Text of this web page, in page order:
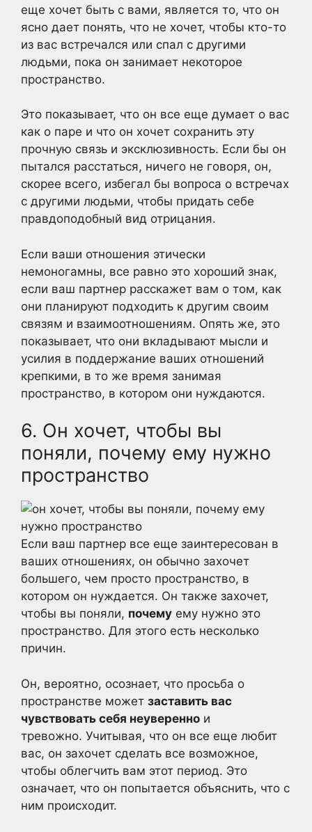
еще хочет быть с вами, является то, что он
ясно дает понять, что не хочет, чтобы кто-то
из вас встречался или спал с другими
людьми, пока он занимает некоторое
пространство.
Это показывает, что он все еще думает о вас
как о паре и что он хочет сохранить эту
прочную связь и эксклюзивность. Если бы он
пытался расстаться, ничего не говоря, он,
скорее всего, избегал бы вопроса о встречах
с другими людьми, чтобы придать себе
правдоподобный вид отрицания.
Если ваши отношения этически
немоногамны, все равно это хороший знак,
если ваш партнер расскажет вам о том, как
они планируют подходить к другим своим
связям и взаимоотношениям. Опять же, это
показывает, что они вкладывают мысли и
усилия в поддержание ваших отношений
крепкими, в то же время занимая
пространство, в котором они нуждаются.
6. Он хочет, чтобы вы
поняли, почему ему нужно
пространство
Если ваш партнер все еще заинтересован в
ваших отношениях, он обычно захочет
большего, чем просто пространство, в
котором он нуждается. Он также захочет,
чтобы вы поняли, почему ему нужно это
пространство. Для этого есть несколько
причин.
Он, вероятно, осознает, что просьба о
пространстве может заставить вас
чувствовать себя неуверенно и
тревожно. Учитывая, что он все еще любит
вас, он захочет сделать все возможное,
чтобы облегчить вам этот период. Это
означает, что он попытается объяснить, что с
ним происходит.